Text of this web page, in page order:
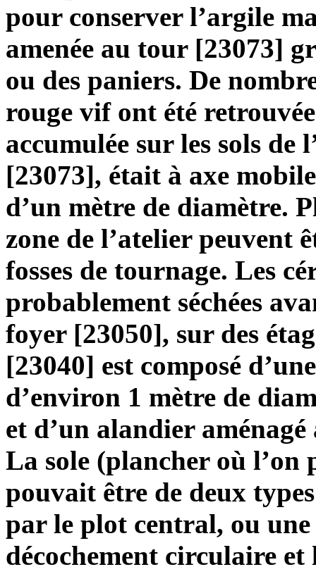
pour conserver l’argile
amenée au tour [23073]
ou des paniers. De
rouge vif ont été
accumulée sur les sols de
[23073], était à axe
d’un mètre de diamètre.
zone de l’atelier peuvent
fosses de tournage. Les
probablement séchées
foyer [23050], sur des
[23040] est composé
d’environ 1 mètre de
et d’un alandier
La sole (plancher où l’on
pouvait être de deux
par le plot central, ou
décochement circulaire